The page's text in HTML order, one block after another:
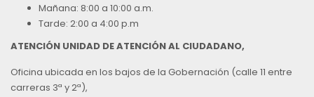
Mañana: 8:00 a 10:00 a.m.
Tarde: 2:00 a 4:00 p.m
ATENCIÓN UNIDAD DE ATENCIÓN AL CIUDADANO,
Oficina ubicada en los bajos de la Gobernación (calle 11 entre
carreras 3ª y 2ª),